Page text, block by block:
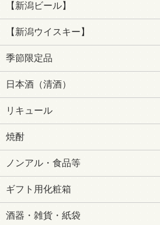
【新潟ビール】
【新潟ウイスキー】
季節限定品
日本酒（清酒）
リキュール
焼酎
ノンアル・食品等
ギフト用化粧箱
酒器・雑貨・紙袋